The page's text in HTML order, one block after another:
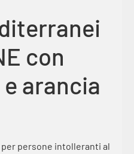
con
arancia
persone intolleranti al